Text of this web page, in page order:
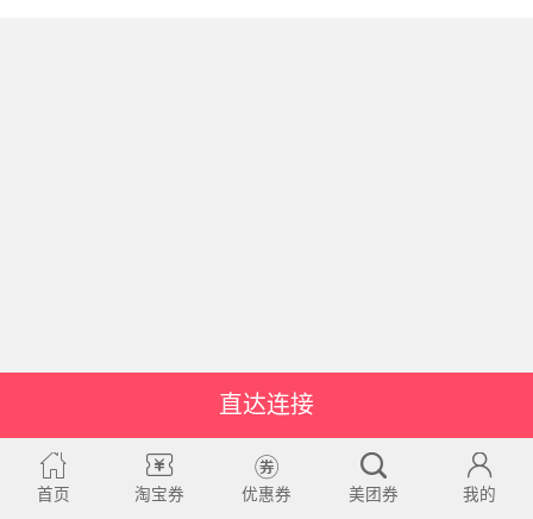
直达连接
首页 淘宝券 优惠券 美团券 我的